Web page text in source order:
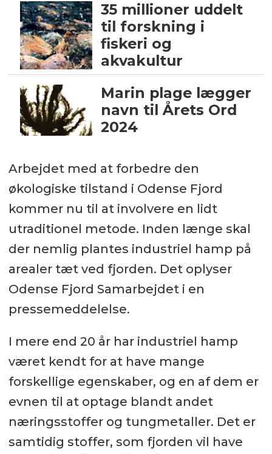
35 millioner uddelt
til forskning i
fiskeri og
akvakultur
Marin plage lægger
navn til Årets Ord
2024
Arbejdet med at forbedre den
økologiske tilstand i Odense Fjord
kommer nu til at involvere en lidt
utraditionel metode. Inden længe skal
der nemlig plantes industriel hamp på
arealer tæt ved fjorden. Det oplyser
Odense Fjord Samarbejdet i en
pressemeddelelse.
I mere end 20 år har industriel hamp
været kendt for at have mange
forskellige egenskaber, og en af dem er
evnen til at optage blandt andet
næringsstoffer og tungmetaller. Det er
samtidig stoffer, som fjorden vil have